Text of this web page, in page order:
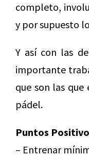
completo,
y por supuesto
Y así con las
importante
que son las
pádel.
Puntos
– Entrenar